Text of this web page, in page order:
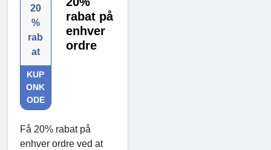
20
%
rab
at
KUP
ONK
ODE
rabat på
enhver
ordre
Få 20% rabat på
enhver ordre ved at